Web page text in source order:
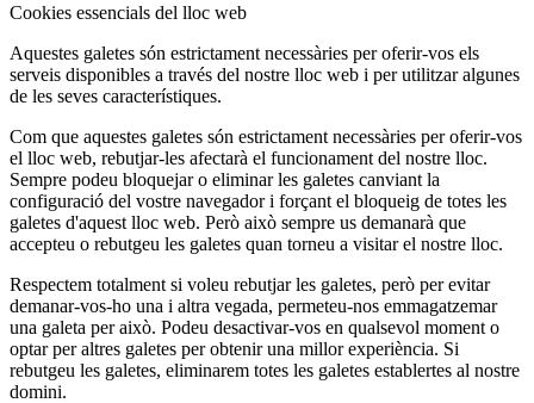
Cookies essencials del lloc web
Aquestes galetes són estrictament necessàries per oferir-vos els
serveis disponibles a través del nostre lloc web i per utilitzar algunes
de les seves característiques.
Com que aquestes galetes són estrictament necessàries per oferir-vos
el lloc web, rebutjar-les afectarà el funcionament del nostre lloc.
Sempre podeu bloquejar o eliminar les galetes canviant la
configuració del vostre navegador i forçant el bloqueig de totes les
galetes d'aquest lloc web. Però això sempre us demanarà que
accepteu o rebutgeu les galetes quan torneu a visitar el nostre lloc.
Respectem totalment si voleu rebutjar les galetes, però per evitar
demanar-vos-ho una i altra vegada, permeteu-nos emmagatzemar
una galeta per això. Podeu desactivar-vos en qualsevol moment o
optar per altres galetes per obtenir una millor experiència. Si
rebutgeu les galetes, eliminarem totes les galetes establertes al nostre
domini.